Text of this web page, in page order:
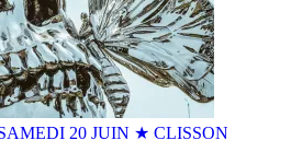
20 JUIN ★ CLISSON